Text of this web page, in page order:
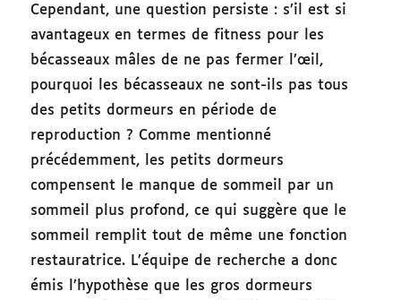
Cependant, une question persiste : s’il est si
avantageux en termes de fitness pour les
bécasseaux mâles de ne pas fermer l’œil,
pourquoi les bécasseaux ne sont-ils pas tous
des petits dormeurs en période de
reproduction ? Comme mentionné
précédemment, les petits dormeurs
compensent le manque de sommeil par un
sommeil plus profond, ce qui suggère que le
sommeil remplit tout de même une fonction
restauratrice. L’équipe de recherche a donc
émis l’hypothèse que les gros dormeurs